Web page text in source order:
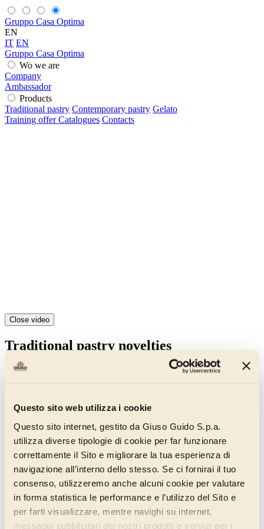
Questo sito web utilizza i cookie
Questo sito internet, gestito da Giuso Guido S.p.a.
utilizza diverse tipologie di cookie per far funzionare
correttamente il Sito e migliorare la tua esperienza di
navigazione all’interno dello stesso. Se ci fornirai il tuo
consenso, utilizzeremo anche alcuni cookie per valutare
in forma statistica le performance e l’utilizzo del Sito e
per farti visualizzare, mentre navighi su internet,
messaggi pubblicitari dei nostri prodotti e servizi per i
Gruppo Casa Optima
EN
IT EN
Gruppo Casa Optima
Wo we are
Company
Ambassador
Products
Traditional pastry Contemporary pastry Gelato
Training offerCatalogues Contacts
Close video
Traditional pastry novelties
Explore the latest traditional pastry proposals, where tradition and
market trends.
Filtri
Novelties
Candied and semi-candied fruit
Amordifrutta Line
Candied Fruit In Syrup
Whole Candied Fruit Drained
Flavouring Pastes
Semi-Candied Fruit In Syrup